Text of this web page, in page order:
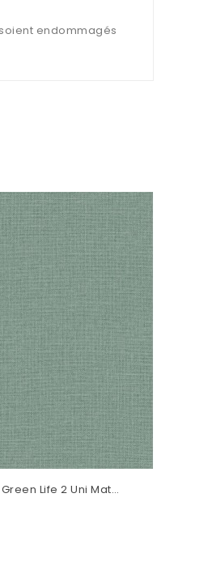
endommagés
Life 2 Uni Mat